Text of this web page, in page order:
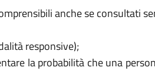
anche se consultati
responsive);
la probabilità che una